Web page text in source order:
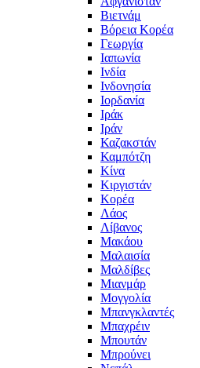
Βιετνάμ
Βόρεια Κορέα
Γεωργία
Ιαπωνία
Ινδία
Ινδονησία
Ιορδανία
Ιράκ
Ιράν
Καζακστάν
Καμπότζη
Κίνα
Κιργιστάν
Κορέα
Λάος
Λίβανος
Μακάου
Μαλαισία
Μαλδίβες
Μιανμάρ
Μογγολία
Μπανγκλαντές
Μπαχρέιν
Μπουτάν
Μπρούνει